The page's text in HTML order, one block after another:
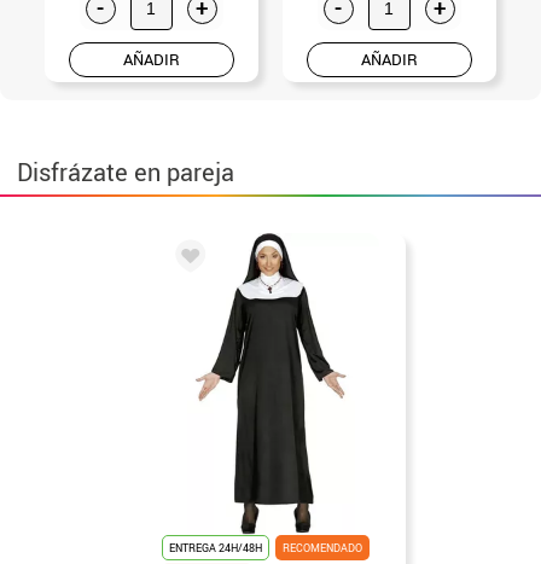
- +
AÑADIR
- +
AÑADIR
Disfrázate en pareja
ENTREGA 24H/48H
RECOMENDADO